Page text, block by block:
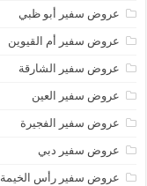
عروض سفير أبو ظبي
عروض سفير أم القيوين
عروض سفير الشارقة
عروض سفير العين
عروض سفير الفجيرة
عروض سفير دبي
عروض سفير رأس الخيمة